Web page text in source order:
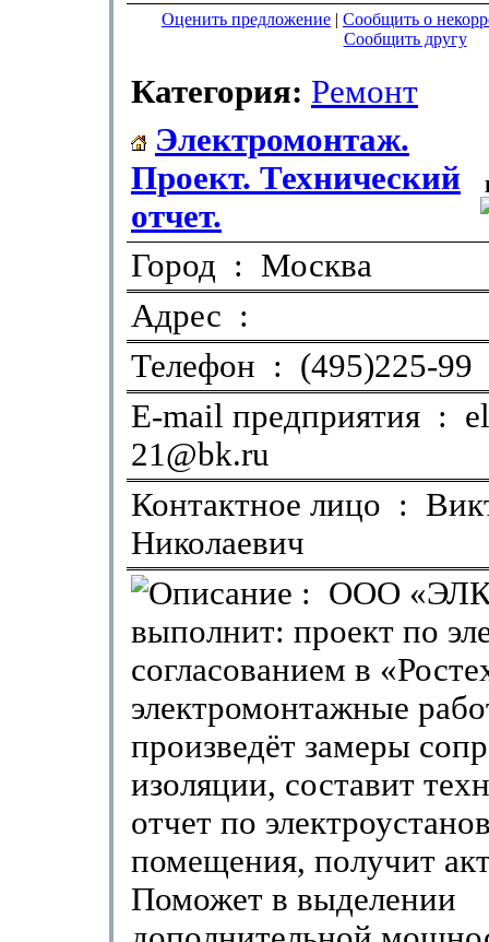
Оценить предложение | Сообщить о
Сообщить другу
Категория: Ремонт
Электромонтаж.
Проект. Технический
отчет.
Город : Москва
Адрес :
Телефон : (495)225-99
E-mail предприятия :
21@bk.ru
Контактное лицо :
Николаевич
: ООО
выполнит: проект по
согласованием в
электромонтажные
произведёт замеры
изоляции, составит
отчет по
помещения, получит
Поможет в выделении